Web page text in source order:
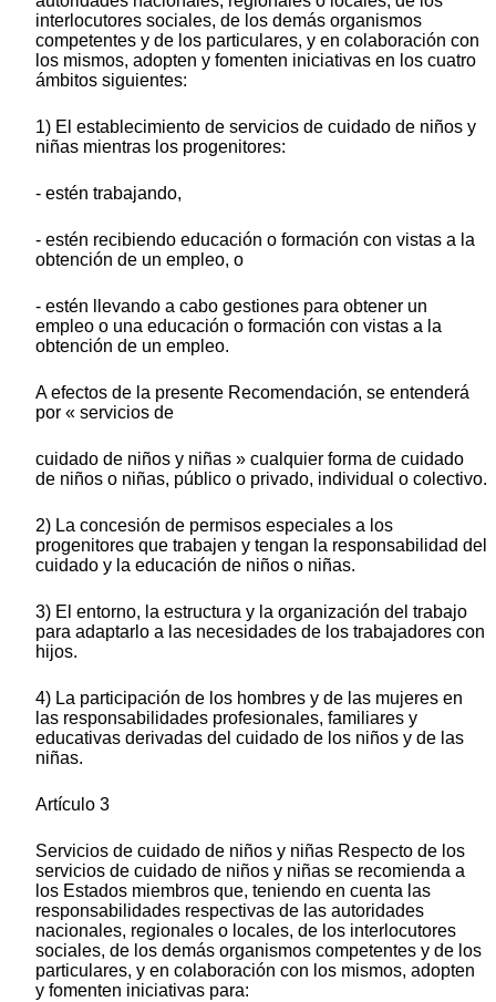
interlocutores sociales, de los demás organismos
competentes y de los particulares, y en colaboración con
los mismos, adopten y fomenten iniciativas en los cuatro
ámbitos siguientes:
1) El establecimiento de servicios de cuidado de niños y
niñas mientras los progenitores:
- estén trabajando,
- estén recibiendo educación o formación con vistas a la
obtención de un empleo, o
- estén llevando a cabo gestiones para obtener un
empleo o una educación o formación con vistas a la
obtención de un empleo.
A efectos de la presente Recomendación, se entenderá
por « servicios de
cuidado de niños y niñas » cualquier forma de cuidado
de niños o niñas, público o privado, individual o colectivo.
2) La concesión de permisos especiales a los
progenitores que trabajen y tengan la responsabilidad del
cuidado y la educación de niños o niñas.
3) El entorno, la estructura y la organización del trabajo
para adaptarlo a las necesidades de los trabajadores con
hijos.
4) La participación de los hombres y de las mujeres en
las responsabilidades profesionales, familiares y
educativas derivadas del cuidado de los niños y de las
niñas.
Artículo 3
Servicios de cuidado de niños y niñas Respecto de los
servicios de cuidado de niños y niñas se recomienda a
los Estados miembros que, teniendo en cuenta las
responsabilidades respectivas de las autoridades
nacionales, regionales o locales, de los interlocutores
sociales, de los demás organismos competentes y de los
particulares, y en colaboración con los mismos, adopten
y fomenten iniciativas para: